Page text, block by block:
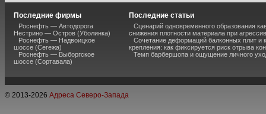
Последние фирмы
Роснефть — Автодорога
Нестрино — Остров (Уболинка)
Роснефть — Надвоицкое
шоссе (Сегежа)
Роснефть — Выборгское
шоссе (Сортавала)
Последние статьи
Сценарий одновременного образования
снижения плотности материала при
Сочетание деформаций балконных плит и
крепления: как фиксируется риск отрыва
Темп барбершопа и ощущение личного
© 2013-2026 Адреса Северо-Запада